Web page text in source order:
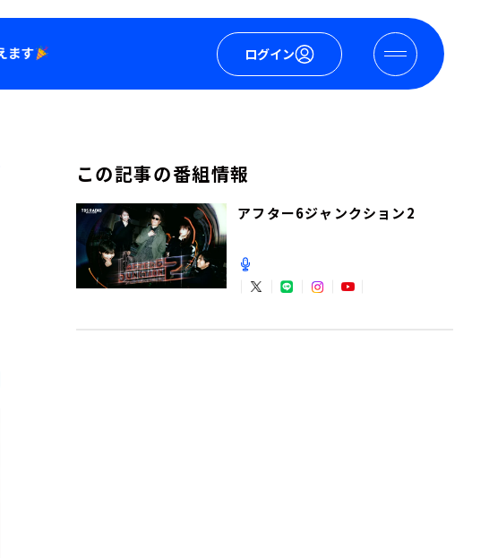
ログイン
この記事の番組情報
アフター6ジャンクション2